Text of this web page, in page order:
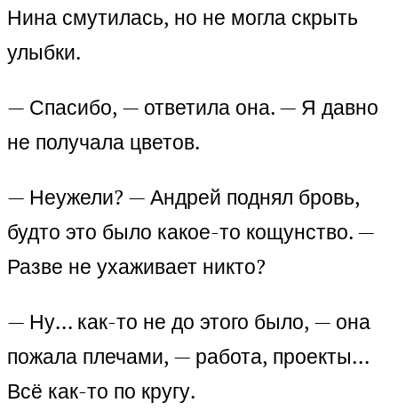
Нина смутилась, но не могла скрыть
улыбки.
— Спасибо, — ответила она. — Я давно
не получала цветов.
— Неужели? — Андрей поднял бровь,
будто это было какое-то кощунство. —
Разве не ухаживает никто?
— Ну… как-то не до этого было, — она
пожала плечами, — работа, проекты…
Всё как-то по кругу.